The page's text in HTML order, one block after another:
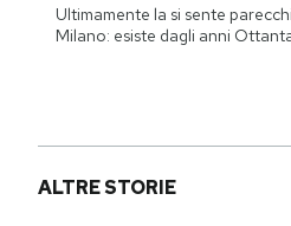
Ultimamente la si sente
Milano: esiste dagli anni
ALTRE STORIE